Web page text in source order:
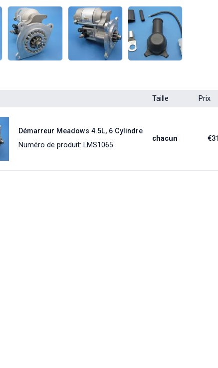
Taille Prix
Démarreur Meadows 4.5L, 6 Cylindre
Numéro de produit: LMS1065
chacun